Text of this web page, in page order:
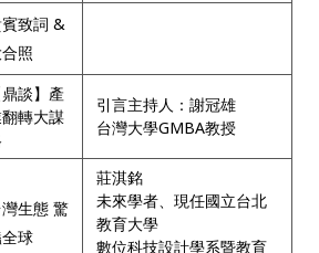
致詞 &
照
鼎談】產
轉大謀
引言主持人：謝冠雄
台灣大學GMBA教授
生態 驚
球
莊淇銘
未來學者、現任國立台北
教育大學
數位科技設計學系暨教育